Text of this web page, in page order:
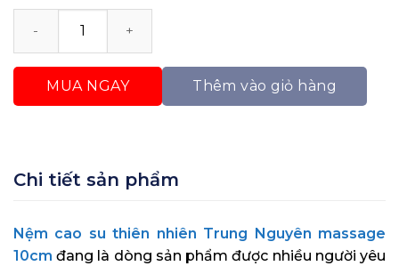
Nệm Cao Su Thiên Nhiên Trung Nguyên Massage
MUA NGAY Thêm vào giỏ hàng
Chi tiết sản phẩm
Nệm cao su thiên nhiên Trung Nguyên massage
10cm đang là dòng sản phẩm được nhiều người yêu